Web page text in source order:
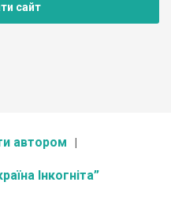
сайт
автором
Інкогніта”